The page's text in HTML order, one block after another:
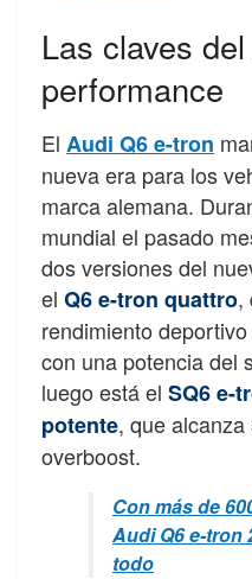
Las claves
performance
El Audi Q6 e-tron
nueva era para los
marca alemana.
mundial el pasado
dos versiones del
el Q6 e-tron quattro,
rendimiento
con una potencia del
luego está el SQ6 e-
potente, que
overboost.
Con más de
Audi Q6 e-tron
todo